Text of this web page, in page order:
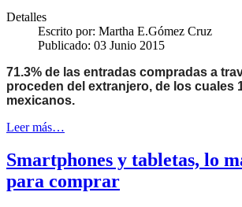
Detalles
Escrito por: Martha E.Gómez Cruz
Publicado: 03 Junio 2015
71.3% de las entradas compradas a
proceden del extranjero, de los cuales
mexicanos.
Leer más…
Smartphones y tabletas, lo
para comprar